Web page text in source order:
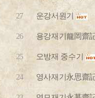
27 운강서원기
26 용강재기龍岡齋
25 오방재 중수기
24 영사재기永思齋